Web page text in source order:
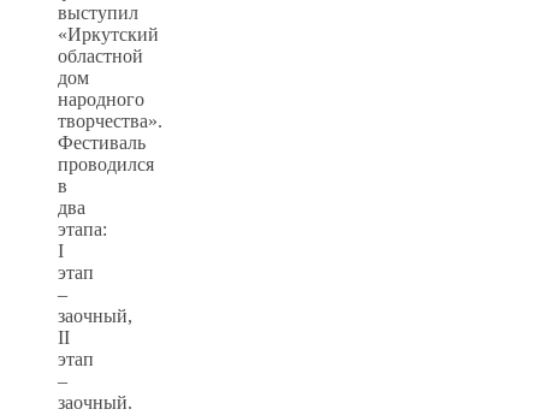
выступил
«Иркутский
областной
дом
народного
творчества».
Фестиваль
проводился
в
два
этапа:
I
этап
–
заочный,
II
этап
–
заочный.